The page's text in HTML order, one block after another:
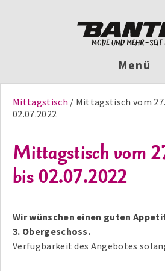
Menü
Mittagstisch
Mittagstisch vom
02.07.2022
Mittagstisch vom
bis 02.07.2022
Wir wünschen einen guten
3. Obergeschoss.
Verfügbarkeit des Angebotes